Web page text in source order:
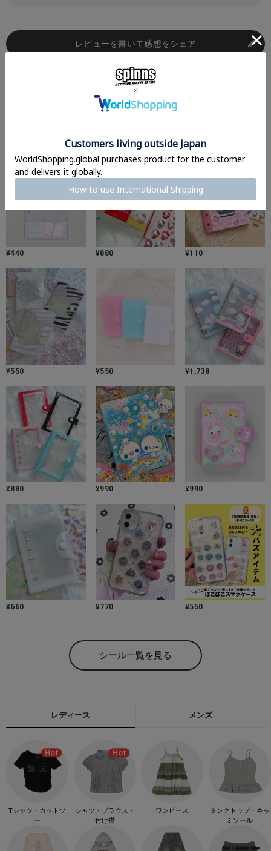
レビューを書いて感想をシェア
シール買うならこれもマスト。
シル活、もっと楽しめる♪
¥440 ¥880 ¥110
¥550 ¥550 ¥1,738
¥880 ¥990 ¥990
¥660 ¥770 ¥550
シール一覧を見る
レディース メンズ
Tシャツ・カットソ
ー
シャツ・ブラウス・
付け襟
ワンピース
タンクトップ・キャ
ミソール